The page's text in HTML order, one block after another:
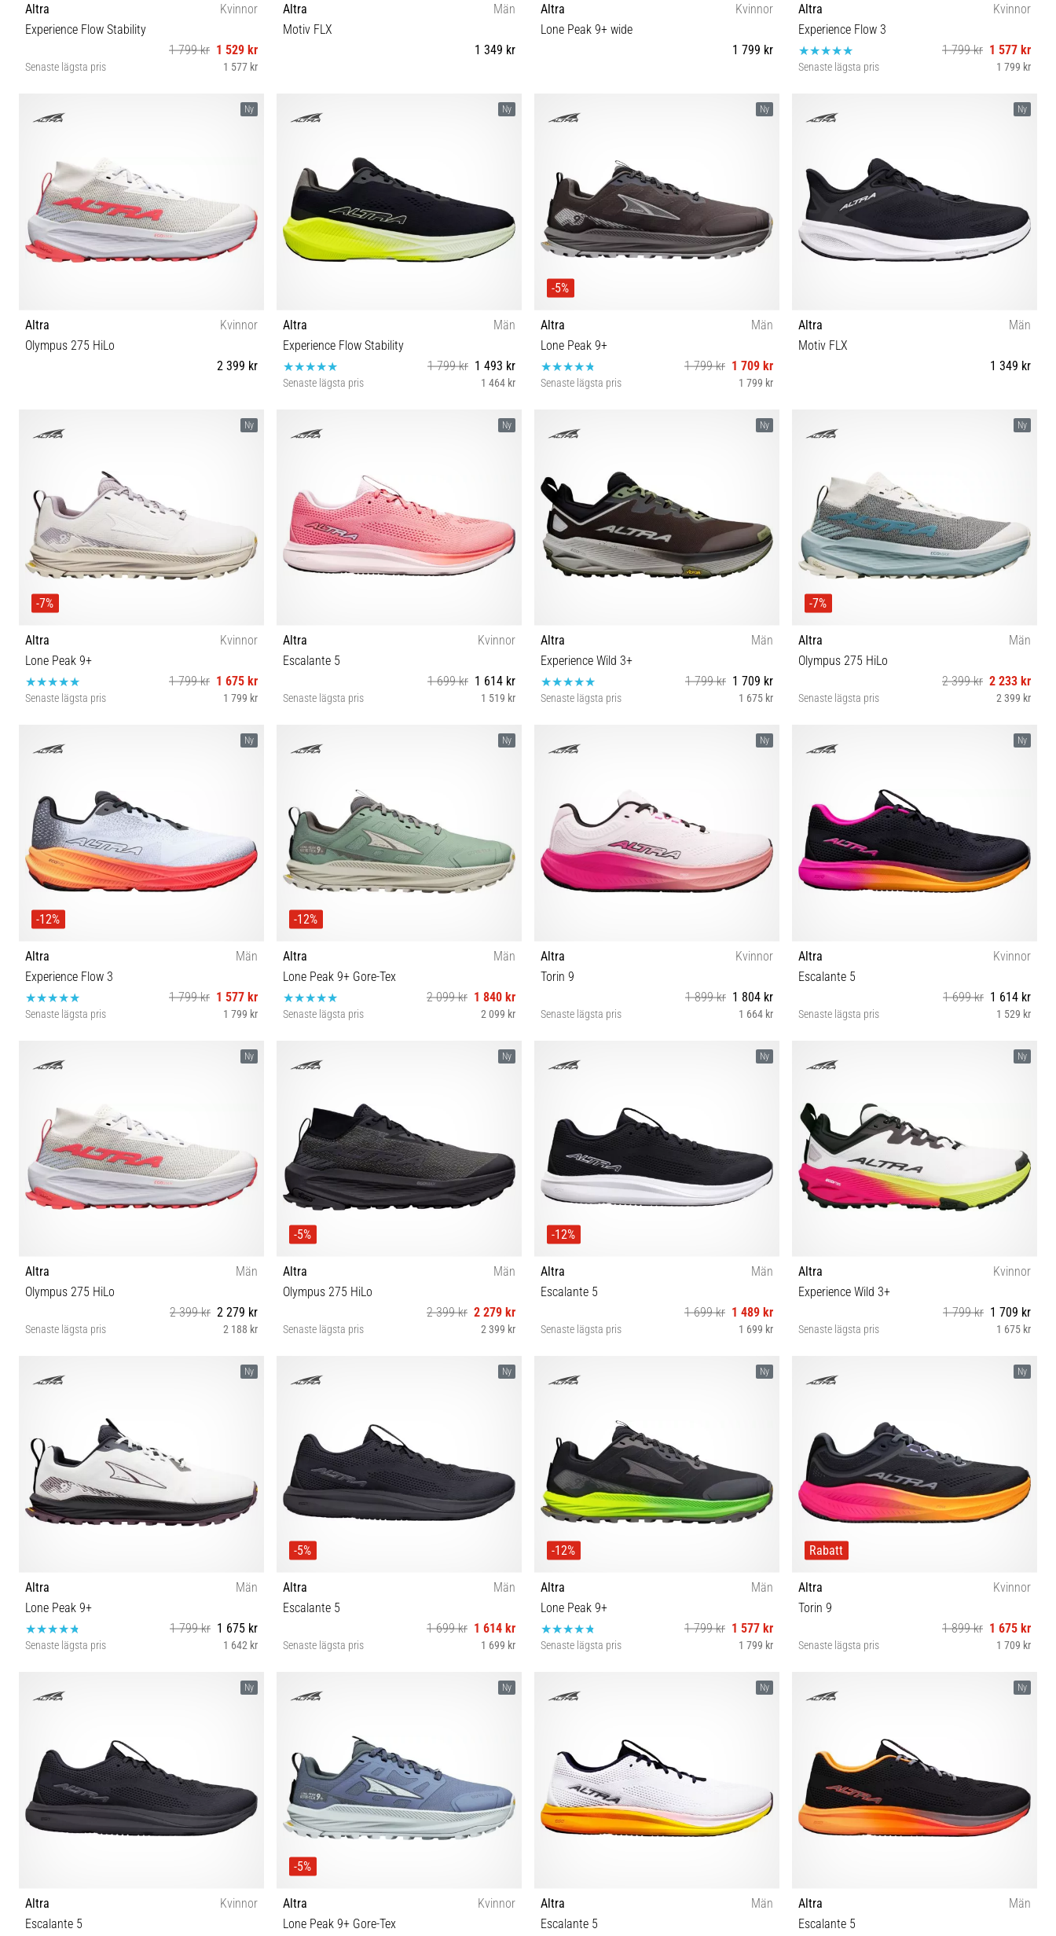
Altra
Kvinnor
Experience Flow Stability
1 799 kr 1 529 kr
Senaste lägsta pris 1 577 kr
Altra
Män
Motiv FLX
1 349 kr
Altra
Kvinnor
Lone Peak 9+ wide
1 799 kr
Altra
Kvinnor
Experience Flow 3
1 799 kr 1 577 kr
Senaste lägsta pris 1 799 kr
Ny
Altra
Kvinnor
Olympus 275 HiLo
2 399 kr
Ny
Altra
Män
Experience Flow Stability
1 799 kr 1 493 kr
Senaste lägsta pris 1 464 kr
40½ 41 42 42½ 43 44 44½ 45 46 46½ 47 48 49
Ny
-5%
Altra
Män
Lone Peak 9+
1 799 kr 1 709 kr
Senaste lägsta pris 1 799 kr
Ny
Altra
Män
Motiv FLX
1 349 kr
Ny
-7%
Altra
Kvinnor
Lone Peak 9+
1 799 kr 1 675 kr
Senaste lägsta pris 1 799 kr
Ny
Altra
Kvinnor
Escalante 5
1 699 kr 1 614 kr
Senaste lägsta pris 1 519 kr
Ny
Altra
Män
Experience Wild 3+
1 799 kr 1 709 kr
Senaste lägsta pris 1 675 kr
Ny
-7%
Altra
Män
Olympus 275 HiLo
2 399 kr 2 233 kr
Senaste lägsta pris 2 399 kr
Ny
-12%
Altra
Män
Experience Flow 3
1 799 kr 1 577 kr
Senaste lägsta pris 1 799 kr
40½ 41 42 42½ 43 44 44½ 45 46 46½ 47 48 49 50
Ny
-12%
Altra
Män
Lone Peak 9+ Gore-Tex
2 099 kr 1 840 kr
Senaste lägsta pris 2 099 kr
Ny
Altra
Kvinnor
Torin 9
1 899 kr 1 804 kr
Senaste lägsta pris 1 664 kr
Ny
Altra
Kvinnor
Escalante 5
1 699 kr 1 614 kr
Senaste lägsta pris 1 529 kr
Ny
Altra
Män
Olympus 275 HiLo
2 399 kr 2 279 kr
Senaste lägsta pris 2 188 kr
Ny
-5%
Altra
Män
Olympus 275 HiLo
2 399 kr 2 279 kr
Senaste lägsta pris 2 399 kr
Ny
-12%
Altra
Män
Escalante 5
1 699 kr 1 489 kr
Senaste lägsta pris 1 699 kr
Ny
Altra
Kvinnor
Experience Wild 3+
1 799 kr 1 709 kr
Senaste lägsta pris 1 675 kr
Ny
Altra
Män
Lone Peak 9+
1 799 kr 1 675 kr
Senaste lägsta pris 1 642 kr
40½ 41 42 42½ 43 44 44½ 45 46 46½ 47 48 49 50
Ny
-5%
Altra
Män
Escalante 5
1 699 kr 1 614 kr
Senaste lägsta pris 1 699 kr
Ny
-12%
Altra
Män
Lone Peak 9+
1 799 kr 1 577 kr
Senaste lägsta pris 1 799 kr
Ny
Rabatt
Altra
Kvinnor
Torin 9
1 899 kr 1 675 kr
Senaste lägsta pris 1 709 kr
Ny
Altra
Kvinnor
Escalante 5
Ny
-5%
Altra
Kvinnor
Lone Peak 9+ Gore-Tex
Ny
Altra
Män
Escalante 5
Ny
Altra
Män
Escalante 5